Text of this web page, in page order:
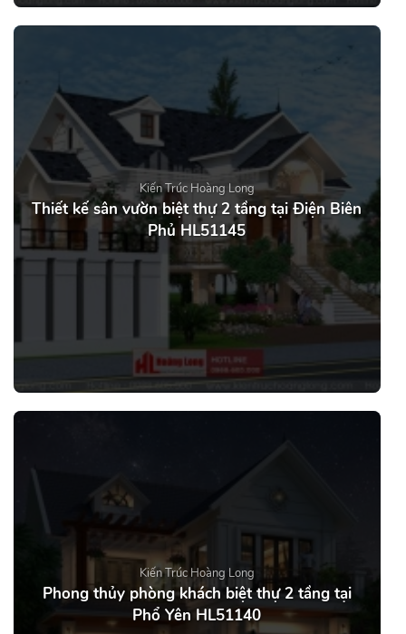
Kiến Trúc Hoàng Long
Thiết kế sân vườn biệt thự 2 tầng tại Điện Biên
Phủ HL51145
Kiến Trúc Hoàng Long
Phong thủy phòng khách biệt thự 2 tầng tại
Phổ Yên HL51140